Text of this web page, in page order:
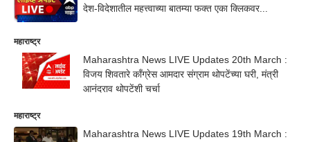
देश-विदेशातील महत्त्वाच्या बातम्या फक्त एका क्लिकवर...
महाराष्ट्र
Maharashtra News LIVE Updates 20th March :
विजय शिवतारे काँग्रेस आमदार संग्राम थोपटेंच्या घरी, मंत्री
आनंदराव थोपटेंशी चर्चा
महाराष्ट्र
Maharashtra News LIVE Updates 19th March :